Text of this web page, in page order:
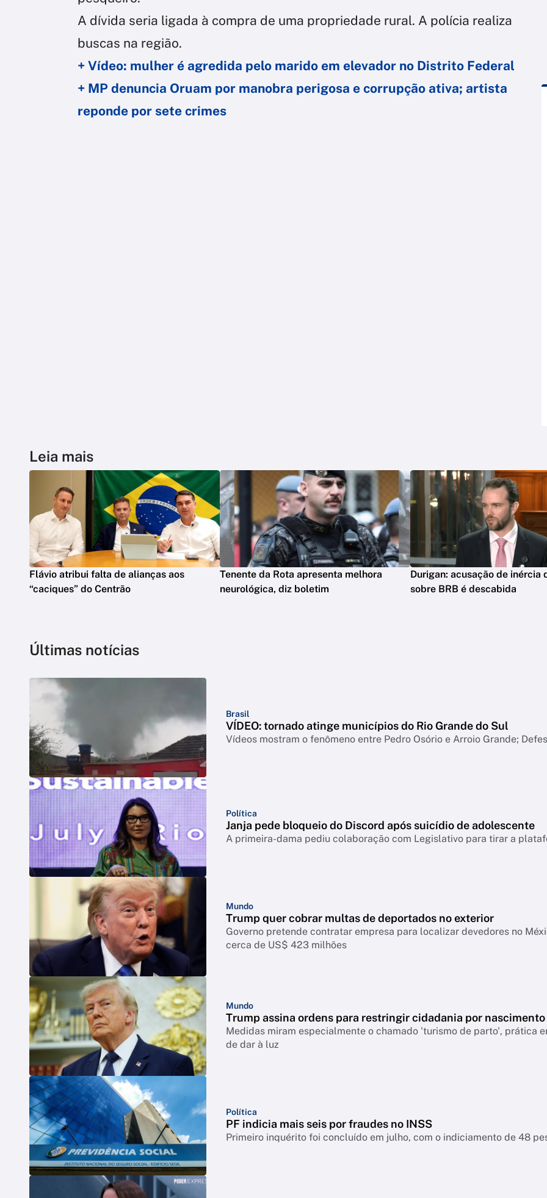
A dívida seria ligada à compra de uma propriedade rural. A polícia realiza
buscas na região.
+ Vídeo: mulher é agredida pelo marido em elevador no Distrito Federal
+ MP denuncia Oruam por manobra perigosa e corrupção ativa; artista
reponde por sete crimes
Leia mais
Flávio atribui falta de alianças aos
“caciques” do Centrão
Tenente da Rota apresenta melhora
neurológica, diz boletim
Durigan: acusação de inércia
sobre BRB é descabida
Últimas notícias
Brasil
VÍDEO: tornado atinge municípios do Rio Grande do Sul
Vídeos mostram o fenômeno entre Pedro Osório e Arroio Grande;
Política
Janja pede bloqueio do Discord após suicídio de adolescente
A primeira-dama pediu colaboração com Legislativo para tirar a
Mundo
Trump quer cobrar multas de deportados no exterior
Governo pretende contratar empresa para localizar devedores no
cerca de US$ 423 milhões
Mundo
Trump assina ordens para restringir cidadania por nascimento
Medidas miram especialmente o chamado 'turismo de parto', prática
de dar à luz
Política
PF indicia mais seis por fraudes no INSS
Primeiro inquérito foi concluído em julho, com o indiciamento de 48